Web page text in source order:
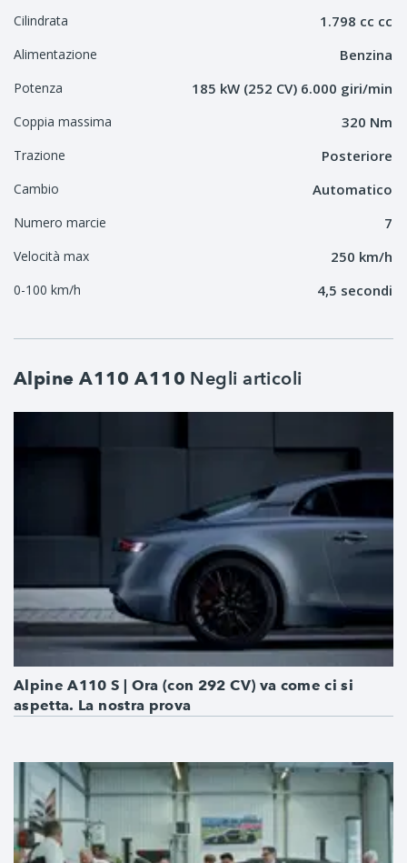
Cilindrata 1.798 cc cc
Alimentazione Benzina
Potenza 185 kW (252 CV) 6.000 giri/min
Coppia massima 320 Nm
Trazione Posteriore
Cambio Automatico
Numero marcie 7
Velocità max 250 km/h
0-100 km/h 4,5 secondi
Alpine A110 A110 Negli articoli
Alpine A110 S | Ora (con 292 CV) va come ci si
aspetta. La nostra prova